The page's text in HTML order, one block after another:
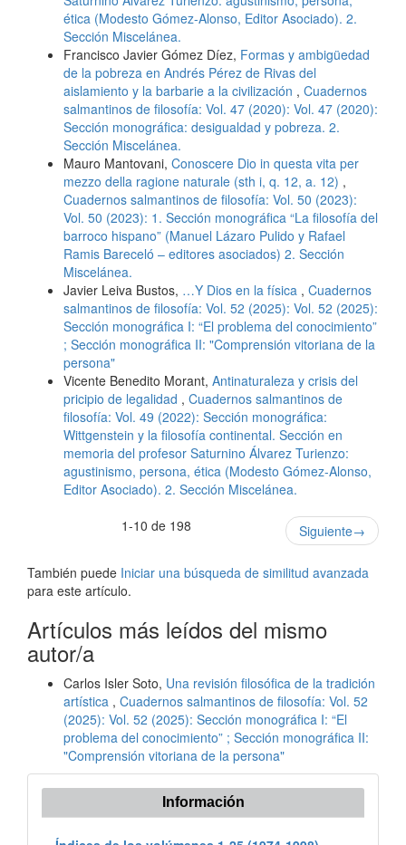
ética (Modesto Gómez-Alonso, Editor Asociado). 2.
Sección Miscelánea.
Francisco Javier Gómez Díez, Formas y ambigüedad
de la pobreza en Andrés Pérez de Rivas del
aislamiento y la barbarie a la civilización , Cuadernos
salmantinos de filosofía: Vol. 47 (2020): Vol. 47 (2020):
Sección monográfica: desigualdad y pobreza. 2.
Sección Miscelánea.
Mauro Mantovani, Conoscere Dio in questa vita per
mezzo della ragione naturale (sth i, q. 12, a. 12) ,
Cuadernos salmantinos de filosofía: Vol. 50 (2023):
Vol. 50 (2023): 1. Sección monográfica “La filosofía del
barroco hispano” (Manuel Lázaro Pulido y Rafael
Ramis Bareceló – editores asociados) 2. Sección
Miscelánea.
Javier Leiva Bustos, …Y Dios en la física , Cuadernos
salmantinos de filosofía: Vol. 52 (2025): Vol. 52 (2025):
Sección monográfica I: “El problema del conocimiento”
; Sección monográfica II: "Comprensión vitoriana de la
persona"
Vicente Benedito Morant, Antinaturaleza y crisis del
pricipio de legalidad , Cuadernos salmantinos de
filosofía: Vol. 49 (2022): Sección monográfica:
Wittgenstein y la filosofía continental. Sección en
memoria del profesor Saturnino Álvarez Turienzo:
agustinismo, persona, ética (Modesto Gómez-Alonso,
Editor Asociado). 2. Sección Miscelánea.
1-10 de 198
Siguiente→
También puede Iniciar una búsqueda de similitud avanzada
para este artículo.
Artículos más leídos del mismo
autor/a
Carlos Isler Soto, Una revisión filosófica de la tradición
artística , Cuadernos salmantinos de filosofía: Vol. 52
(2025): Vol. 52 (2025): Sección monográfica I: “El
problema del conocimiento” ; Sección monográfica II:
"Comprensión vitoriana de la persona"
Información